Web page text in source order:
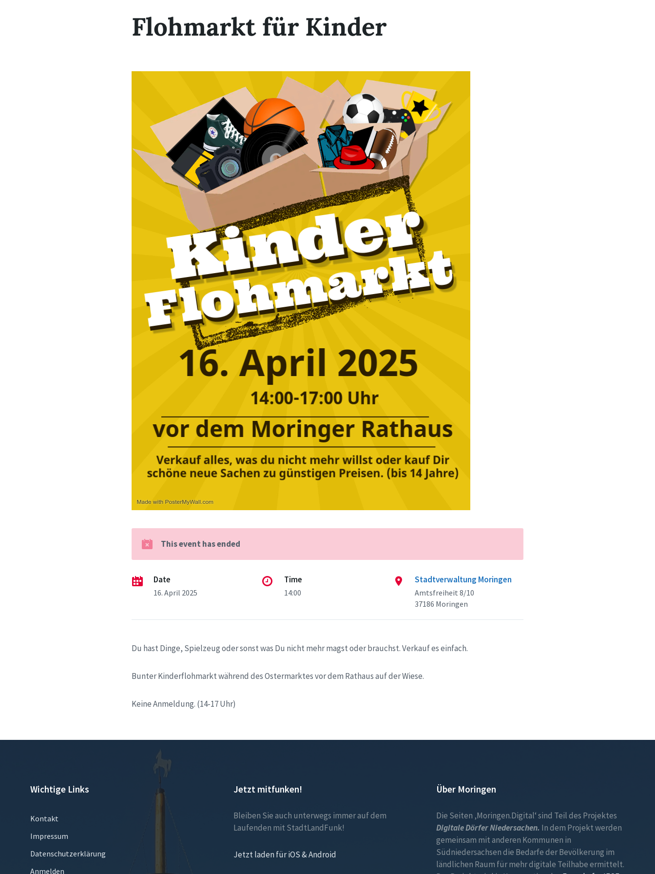
Flohmarkt für Kinder
This event has ended
Date
16. April 2025
Time
14:00
Stadtverwaltung Moringen
Amtsfreiheit 8/10
37186 Moringen
Du hast Dinge, Spielzeug oder sonst was Du nicht mehr magst oder brauchst. Verkauf es einfach.
Bunter Kinderflohmarkt während des Ostermarktes vor dem Rathaus auf der Wiese.
Keine Anmeldung. (14-17 Uhr)
Wichtige Links
Kontakt
Impressum
Datenschutzerklärung
Anmelden
Jetzt mitfunken!
Bleiben Sie auch unterwegs immer auf dem
Laufenden mit StadtLandFunk!
Jetzt laden für iOS & Android
Über Moringen
Die Seiten ‚Moringen.Digital‘ sind Teil des Projektes
Digitale Dörfer Niedersachen. In dem Projekt werden
gemeinsam mit anderen Kommunen in
Südniedersachsen die Bedarfe der Bevölkerung im
ländlichen Raum für mehr digitale Teilhabe ermittelt.